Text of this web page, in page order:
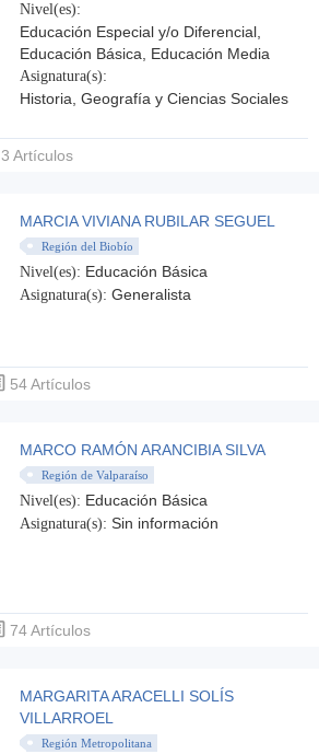
Nivel(es):
Educación Especial y/o Diferencial,
Educación Básica, Educación Media
Asignatura(s):
Historia, Geografía y Ciencias Sociales
3 Artículos
MARCIA VIVIANA RUBILAR SEGUEL
Región del Biobío
Nivel(es): Educación Básica
Asignatura(s): Generalista
54 Artículos
MARCO RAMÓN ARANCIBIA SILVA
Región de Valparaíso
Nivel(es): Educación Básica
Asignatura(s): Sin información
74 Artículos
MARGARITA ARACELLI SOLÍS
VILLARROEL
Región Metropolitana